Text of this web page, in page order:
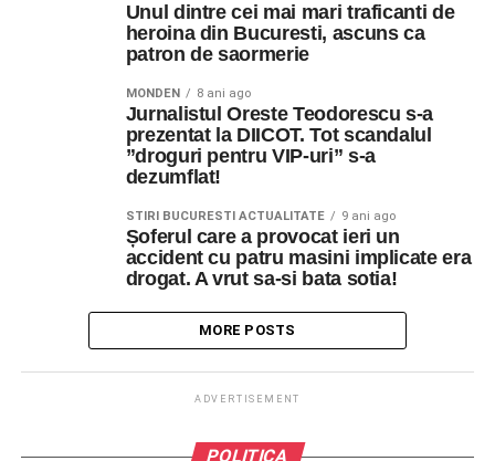
Unul dintre cei mai mari traficanti de
heroina din Bucuresti, ascuns ca
patron de saormerie
MONDEN 8 ani ago
Jurnalistul Oreste Teodorescu s-a
prezentat la DIICOT. Tot scandalul
”droguri pentru VIP-uri” s-a
dezumflat!
STIRI BUCURESTI ACTUALITATE 9 ani ago
Șoferul care a provocat ieri un
accident cu patru masini implicate era
drogat. A vrut sa-si bata sotia!
MORE POSTS
ADVERTISEMENT
POLITICA